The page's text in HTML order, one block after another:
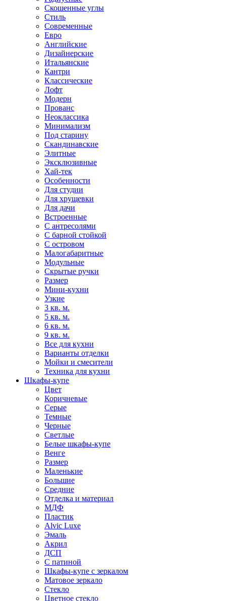
Скошенные углы
Стиль
Современные
Евро
Английские
Дизайнерские
Итальянские
Кантри
Классические
Лофт
Модерн
Прованс
Неоклассика
Минимализм
Под старину
Скандинавские
Элитные
Эксклюзивные
Хай-тек
Особенности
Для студии
Для хрущевки
Для дачи
Встроенные
С антресолями
С барной стойкой
С островом
Малогабаритные
Модульные
Скрытые ручки
Размер
Мини-кухни
Узкие
3 кв. м.
5 кв. м.
6 кв. м.
9 кв. м.
Все для кухни
Варианты отделки
Мойки и смесители
Техника для кухни
Шкафы-купе
Цвет
Коричневые
Серые
Темные
Черные
Светлые
Белые шкафы-купе
Венге
Размер
Маленькие
Большие
Средние
Отделка и материал
МДФ
Пластик
Alvic Luxe
Эмаль
Акрил
ДСП
С патиной
Шкафы-купе с зеркалом
Матовое зеркало
Стекло
Цветное стекло